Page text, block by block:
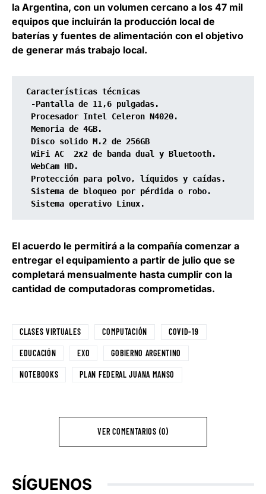
la Argentina, con un volumen cercano a los 47 mil
equipos que incluirán la producción local de
baterías y fuentes de alimentación con el objetivo
de generar más trabajo local.
Características técnicas
-Pantalla de 11,6 pulgadas.
Procesador Intel Celeron N4020.
Memoria de 4GB.
Disco solido M.2 de 256GB
WiFi AC  2x2 de banda dual y Bluetooth.
WebCam HD.
Protección para polvo, líquidos y caídas.
Sistema de bloqueo por pérdida o robo.
Sistema operativo Linux.
El acuerdo le permitirá a la compañía comenzar a
entregar el equipamiento a partir de julio que se
completará mensualmente hasta cumplir con la
cantidad de computadoras comprometidas.
CLASES VIRTUALES COMPUTACIÓN COVID-19
EDUCACIÓN EXO GOBIERNO ARGENTINO
NOTEBOOKS PLAN FEDERAL JUANA MANSO
VER COMENTARIOS (0)
SÍGUENOS